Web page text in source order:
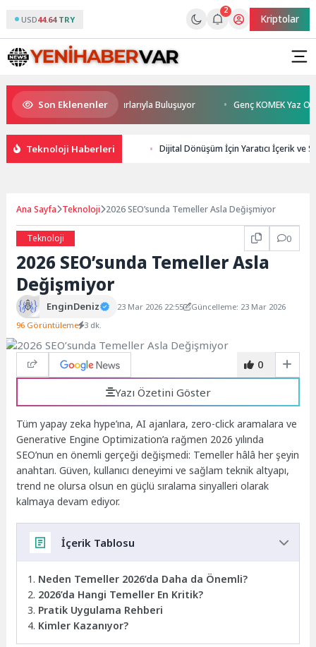
USD44.64 TRY
2
Kriptolar
Son Eklenenler
Sönmez TESAK’ta Okurlarıyla Buluşuyor Genç KOMEK Yaz
Teknoloji Haberleri Dijital Dönüşüm İçin Yaratıcı İçerik ve
Ana Sayfa Teknoloji 2026 SEO’sunda Temeller Asla Değişmiyor
Teknoloji 0
2026 SEO’sunda Temeller Asla
Değişmiyor
EnginDeniz 23 Mar 2026 22:55
Güncelleme: 23 Mar 2026
96 Görüntüleme 3 dk.
0
Yazı Özetini Göster
Tüm yapay zeka hype’ına, AI ajanlara, zero-click aramalara ve
Generative Engine Optimization’a rağmen 2026 yılında
SEO’nun en önemli gerçeği değişmedi: Temeller hâlâ her şeyin
anahtarı. Güven, kullanıcı deneyimi ve sağlam teknik altyapı,
trend ne olursa olsun en güçlü sıralama sinyalleri olarak
kalmaya devam ediyor.
İçerik Tablosu
Neden Temeller 2026’da Daha da Önemli?
2026’da Hangi Temeller En Kritik?
Pratik Uygulama Rehberi
Kimler Kazanıyor?